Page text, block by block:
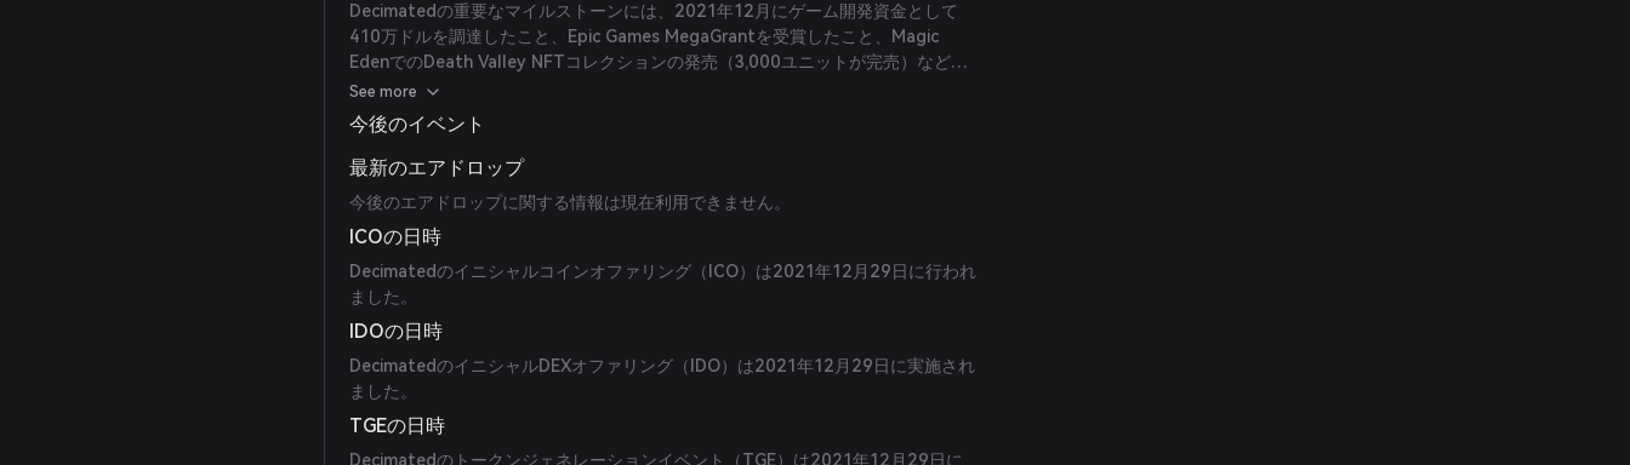
Decimatedの重要なマイルストーンには、2021年12月にゲーム開発資金として
410万ドルを調達したこと、Epic Games MegaGrantを受賞したこと、Magic
EdenでのDeath Valley NFTコレクションの発売（3,000ユニットが完売）などが
あります。
See more
今後のイベント
最新のエアドロップ
今後のエアドロップに関する情報は現在利用できません。
ICOの日時
Decimatedのイニシャルコインオファリング（ICO）は2021年12月29日に行われ
ました。
IDOの日時
DecimatedのイニシャルDEXオファリング（IDO）は2021年12月29日に実施され
ました。
TGEの日時
Decimatedのトークンジェネレーションイベント（TGE）は2021年12月29日に